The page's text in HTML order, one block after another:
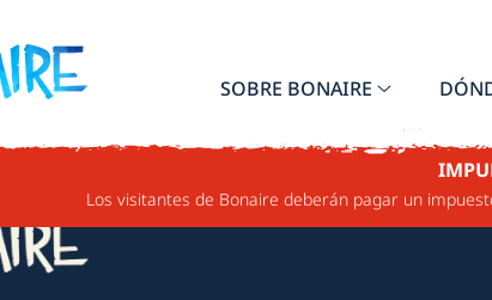
SOBRE BONAIRE
Los visitantes de Bonaire deberán pagar un